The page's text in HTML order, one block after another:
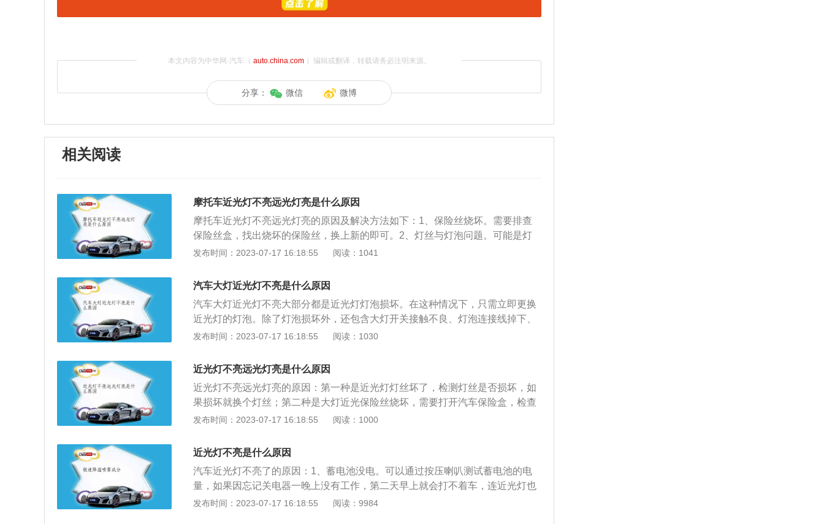
本文内容为中华网·汽车（ auto.china.com）编辑或翻译，转载请务必注明来源。
分享： 微信 微博
相关阅读
摩托车近光灯不亮远光灯亮是什么原因
摩托车近光灯不亮远光灯亮的原因及解决方法如下：1、保险丝烧坏。需要排查
保险丝盒，找出烧坏的保险丝，换上新的即可。2、灯丝与灯泡问题。可能是灯
丝烧断、大灯泡与灯座之间接触不良、变光开关近光接触点接触不良、变光开关
可以了，而有的要换大灯总成，应送到维修店进行检修。3、如果两个近光灯都
不亮，而且灯丝也没有烧断，这种情况可能是开关或继电器出现故障，需要逐一
排查，建议立即送到维修铺进行修理。安全驾驶对于灯光的认识同样至关重要，
以下是常用灯光的认识：近光灯：近光灯是满足车辆在照明条件较为良好的路面
行驶时进行补充照明。近光灯可以说是汽车灯光照明中最常用的一种。远光灯：
线呈现为亮度大且集中的状态，因此可以照射到很远很高的地方。由于远光灯对
行人以及来车驾驶员视野的影响巨大，所以只有在周围没有其他交通参与者且没
有光线时方可使用远光灯。汽车灯行驶时的指示灯和照明灯是重要的，特别是晚
全。当仪表盘亮起灯泡状小黄灯时，或者发现有灯具不亮，应尽快将灯具故障修
发布时间：2023-07-17 16:18:55 阅读：1041
汽车大灯近光灯不亮是什么原因
汽车大灯近光灯不亮大部分都是近光灯灯泡损坏。在这种情况下，只需立即更换
近光灯的灯泡。除了灯泡损坏外，还包含大灯开关接触不良、灯泡连接线掉下、
开车电脑调节系统故障问题等，如果更换后灯泡不亮，就得请专业人士检测维
复，否则在夜间行车时极易造成安全隐患。很多车主带来新车后基本都会将原来
的卤素灯升级为LED大灯，但需要注意的是，改装后的大灯必须向车管所备案，
否则会在年审时造成麻烦。汽车灯泡和使用的介绍：1、灯泡分为大灯、中灯、
小灯，大灯一般是指前大灯、目前主要有石英灯、氙气灯；中灯一般是指刹车
灯、转向灯等；小灯一般是指那些室内灯、仪表灯、指示灯、示宽灯等。当然，
一灯泡的，二组灯丝同由二个（高低）开关控制，如果远光灯亮，近光灯不亮，
就可能近光灯灯丝烧断了，可拆卸出来可以看到的，换一个高低灯泡就行了；但
如果两个近光灯都不亮，灯丝没有烧，就要查开关有没有电，如果没有问题的话
了。拨杆可以上挑和下按，处于中间位置时，上挑时松手拨杆自动恢复中间位
发布时间：2023-07-17 16:18:55 阅读：1030
近光灯不亮远光灯亮是什么原因
近光灯不亮远光灯亮的原因：第一种是近光灯灯丝坏了，检测灯丝是否损坏，如
果损坏就换个灯丝；第二种是大灯近光保险丝烧坏，需要打开汽车保险盒，检查
近光保险丝是否完好。如果烧坏了，换一个新的；第三种是开关或继电器因老化
远近光灯的灯泡都是分开的，如果远光灯亮，而近光灯不亮，那可能是近光灯的
灯丝烧断了，最好的解决办法就是更换新的灯泡。2.近光灯的保险丝烧断，可以
去专业修理厂修理。3.要是两个近光灯都不亮，并且在检查后灯丝也没有烧断，
就可能是开关或者是继电器出现故障，这时如果自己解决不了就要需要到维修店
进行逐一排查修理。汽车大灯里的好与坏事关行车安全，是夜间安全行车的重要
发布时间：2023-07-17 16:18:55 阅读：1000
近光灯不亮是什么原因
汽车近光灯不亮了的原因：1、蓄电池没电。可以通过按压喇叭测试蓄电池的电
量，如果因忘记关电器一晚上没有工作，第二天早上就会打不着车，连近光灯也
打开不了；及时给电池充电。2、灯泡损害。一般的灯泡也有一定的使用寿命，
发布时间：2023-07-17 16:18:55 阅读：9984